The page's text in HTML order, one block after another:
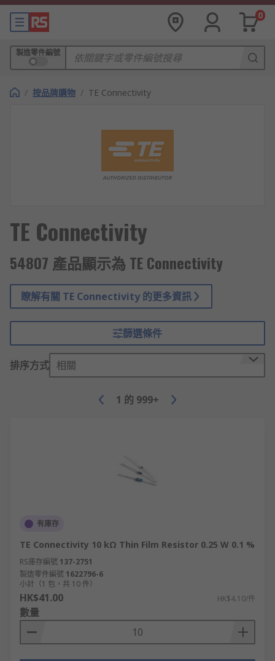
0
製造零件編號
/ 按品牌購物 / TE Connectivity
TE Connectivity
54807 產品顯示為 TE Connectivity
瞭解有關 TE Connectivity 的更多資訊
篩選條件
排序方式 相關
1 的 999+
有庫存
TE Connectivity 10 kΩ Thin Film Resistor 0.25 W 0.1 %
RS庫存編號 137-2751
製造零件編號 1622796-6
小計（1 包，共 10 件）
HK$41.00 HK$4.10/件
數量